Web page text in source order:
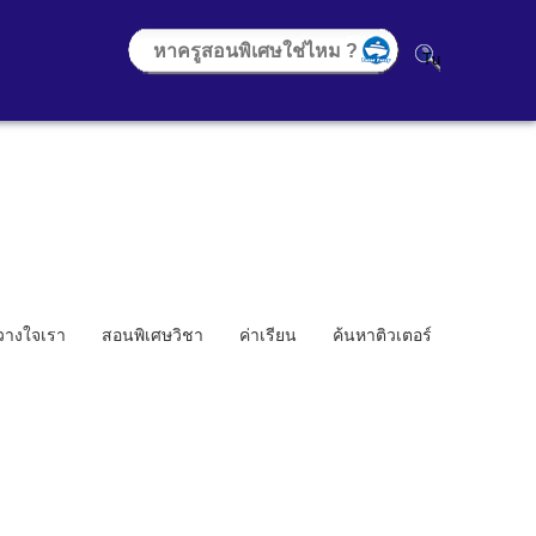
งใจเรา สอนพิเศษวิชา ค่าเรียน ค้นหาติวเตอร์